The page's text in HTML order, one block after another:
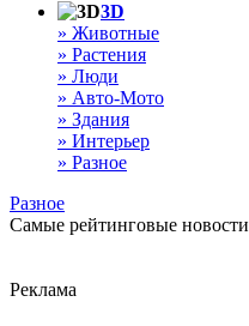
3D
» Животные
» Растения
» Люди
» Авто-Мото
» Здания
» Интерьер
» Разное
Разное
Самые рейтинговые новости
Реклама